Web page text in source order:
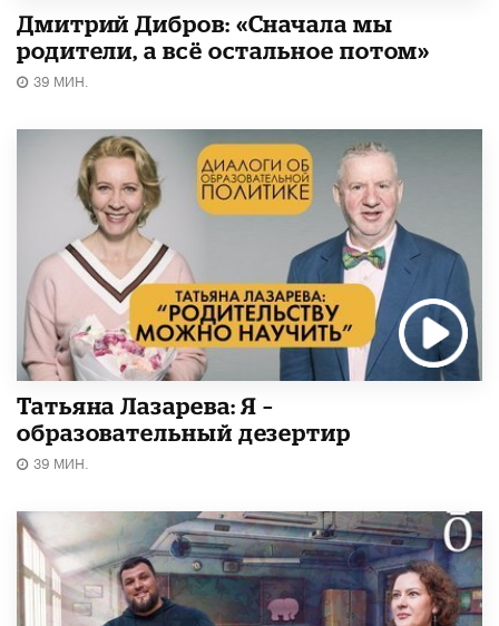
Дмитрий Дибров: «Сначала мы
родители, а всё остальное потом»
39 МИН.
Татьяна Лазарева: Я –
образовательный дезертир
39 МИН.